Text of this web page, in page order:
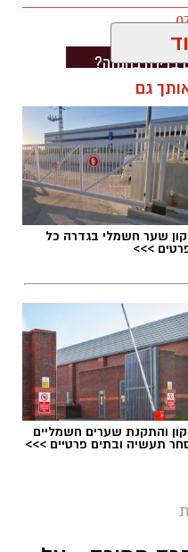
להוביל את תחום
גם
שער חשמלי בגדרה כל
>>>
והתקנת שערים חשמליים
תעשיה ובתים פרטיים >>>